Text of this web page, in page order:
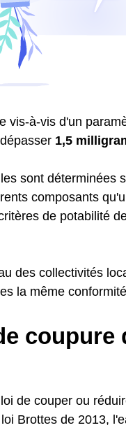
vis-à-vis d'un
1,5
sont déterminées
composants
de potabilité
des collectivités
la même
coupure
de couper ou
Brottes de 2013,